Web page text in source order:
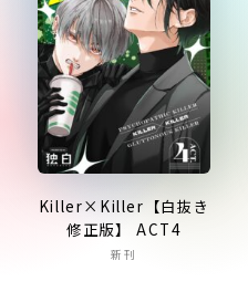
Killer×Killer【白抜き
修正版】 ACT4
新刊